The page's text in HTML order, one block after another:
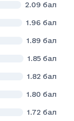
2.09 бал
1.96 бал
1.89 бал
1.85 бал
1.82 бал
1.80 бал
1.72 бал